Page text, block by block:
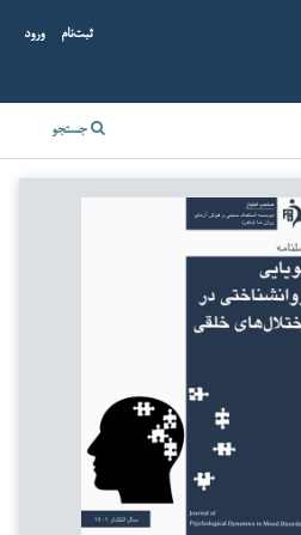
جستجو
ثبت‌نام ورود